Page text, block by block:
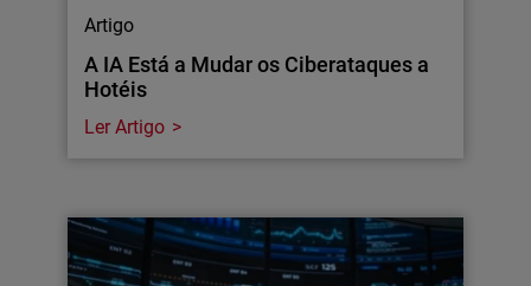
Artigo
A IA Está a Mudar os Ciberataques a
Hotéis
Ler Artigo